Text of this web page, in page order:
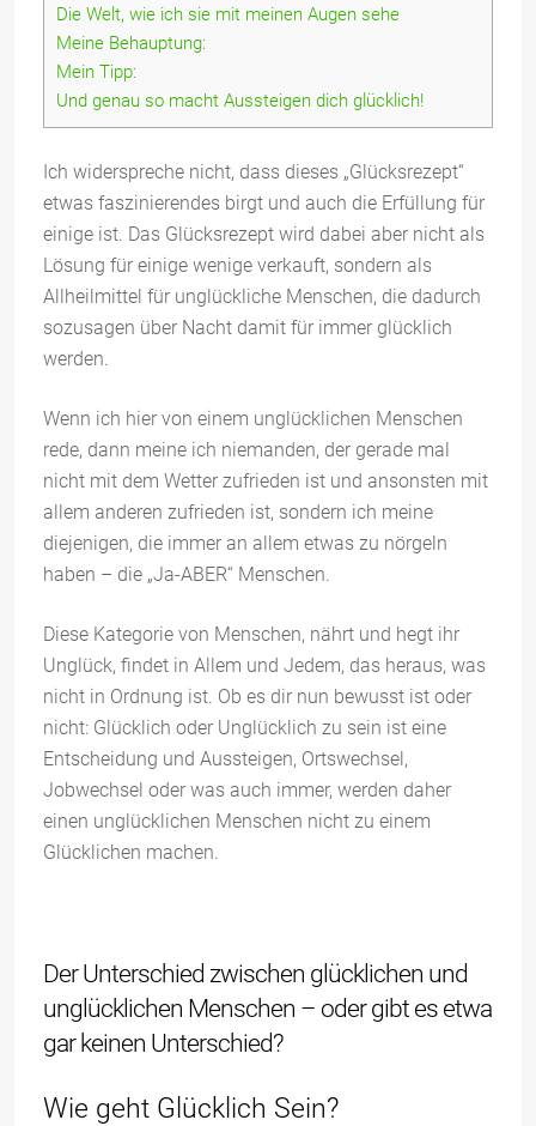
Die Welt, wie ich sie mit meinen Augen sehe
Meine Behauptung:
Mein Tipp:
Und genau so macht Aussteigen dich glücklich!
Ich widerspreche nicht, dass dieses „Glücksrezept“
etwas faszinierendes birgt und auch die Erfüllung für
einige ist. Das Glücksrezept wird dabei aber nicht als
Lösung für einige wenige verkauft, sondern als
Allheilmittel für unglückliche Menschen, die dadurch
sozusagen über Nacht damit für immer glücklich
werden.
Wenn ich hier von einem unglücklichen Menschen
rede, dann meine ich niemanden, der gerade mal
nicht mit dem Wetter zufrieden ist und ansonsten mit
allem anderen zufrieden ist, sondern ich meine
diejenigen, die immer an allem etwas zu nörgeln
haben – die „Ja-ABER“ Menschen.
Diese Kategorie von Menschen, nährt und hegt ihr
Unglück, findet in Allem und Jedem, das heraus, was
nicht in Ordnung ist. Ob es dir nun bewusst ist oder
nicht: Glücklich oder Unglücklich zu sein ist eine
Entscheidung und Aussteigen, Ortswechsel,
Jobwechsel oder was auch immer, werden daher
einen unglücklichen Menschen nicht zu einem
Glücklichen machen.
Der Unterschied zwischen glücklichen und
unglücklichen Menschen – oder gibt es etwa
gar keinen Unterschied?
Wie geht Glücklich Sein?